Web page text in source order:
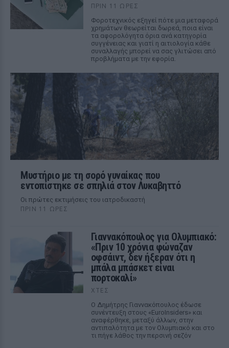
ΠΡΙΝ 11 ΏΡΕΣ
Φοροτεχνικός εξηγεί πότε μια μεταφορά
χρημάτων θεωρείται δωρεά, ποια είναι
τα αφορολόγητα όρια ανά κατηγορία
συγγένειας και γιατί η αιτιολογία κάθε
συναλλαγής μπορεί να σας γλιτώσει από
προβλήματα με την εφορία.
Μυστήριο με τη σορό γυναίκας που
εντοπίστηκε σε σπηλιά στον Λυκαβηττό
Οι πρώτες εκτιμήσεις του ιατροδικαστή
ΠΡΙΝ 11 ΏΡΕΣ
Γιαννακόπουλος για Ολυμπιακό:
«Πριν 10 χρόνια φώναζαν
οφσάιντ, δεν ήξεραν ότι η
μπάλα μπάσκετ είναι
πορτοκαλί»
ΧΤΕΣ
Ο Δημήτρης Γιαννακόπουλος έδωσε
συνέντευξη στους «EuroInsiders» και
αναφέρθηκε, μεταξύ άλλων, στην
αντιπαλότητα με τον Ολυμπιακό και στο
τι πήγε λάθος την περσινή σεζόν